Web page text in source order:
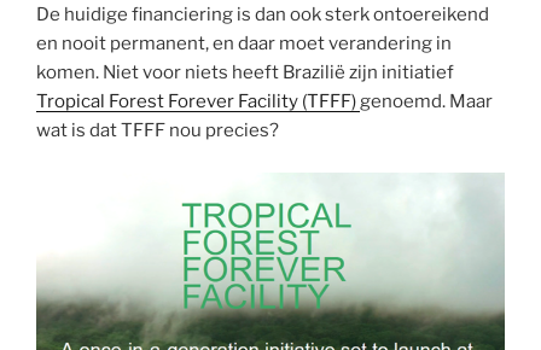
De huidige financiering is dan ook sterk ontoereikend
en nooit permanent, en daar moet verandering in
komen. Niet voor niets heeft Brazilië zijn initiatief
Tropical Forest Forever Facility (TFFF)genoemd. Maar
wat is dat TFFF nou precies?